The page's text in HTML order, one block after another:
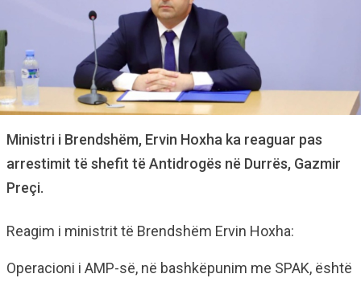
Ministri i Brendshëm, Ervin Hoxha ka reaguar pas
arrestimit të shefit të Antidrogës në Durrës, Gazmir
Preçi.
Reagim i ministrit të Brendshëm Ervin Hoxha:
Operacioni i AMP-së, në bashkëpunim me SPAK, është